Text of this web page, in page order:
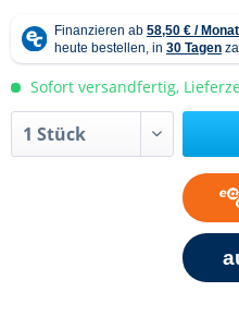
Sofort versandfertig,